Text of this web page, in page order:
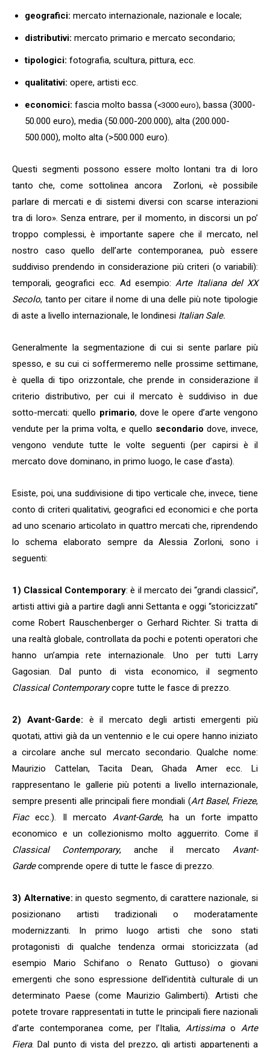
geografici: mercato internazionale, nazionale e locale;
distributivi: mercato primario e mercato secondario;
tipologici: fotografia, scultura, pittura, ecc.
qualitativi: opere, artisti ecc.
economici: fascia molto bassa (<3000 euro), bassa (3000-
50.000 euro), media (50.000-200.000), alta (200.000-
500.000), molto alta (>500.000 euro).
Questi segmenti possono essere molto lontani tra di loro
tanto che, come sottolinea ancora Zorloni, «è possibile
parlare di mercati e di sistemi diversi con scarse interazioni
tra di loro». Senza entrare, per il momento, in discorsi un po’
troppo complessi, è importante sapere che il mercato, nel
nostro caso quello dell’arte contemporanea, può essere
suddiviso prendendo in considerazione più criteri (o variabili):
temporali, geografici ecc. Ad esempio:Arte Italiana del XX
Secolo, tanto per citare il nome di una delle più note tipologie
di aste a livello internazionale, le londinesi Italian Sale.
Generalmente la segmentazione di cui si sente parlare più
spesso, e su cui ci soffermeremo nelle prossime settimane,
è quella di tipo orizzontale, che prende in considerazione il
criterio distributivo, per cui il mercato è suddiviso in due
sotto-mercati: quello primario, dove le opere d’arte vengono
vendute per la prima volta, e quello secondario dove, invece,
vengono vendute tutte le volte seguenti (per capirsi è il
mercato dove dominano, in primo luogo, le case d’asta).
Esiste, poi, una suddivisione di tipo verticale che, invece, tiene
conto di criteri qualitativi, geografici ed economici e che porta
ad uno scenario articolato in quattro mercati che, riprendendo
lo schema elaborato sempre da Alessia Zorloni, sono i
seguenti:
1) Classical Contemporary: è il mercato dei “grandi classici”,
artisti attivi già a partire dagli anni Settanta e oggi “storicizzati”
come Robert Rauschenberger o Gerhard Richter. Si tratta di
una realtà globale, controllata da pochi e potenti operatori che
hanno un’ampia rete internazionale. Uno per tutti Larry
Gagosian. Dal punto di vista economico, il segmento
Classical Contemporarycopre tutte le fasce di prezzo.
2) Avant-Garde: è il mercato degli artisti emergenti più
quotati, attivi già da un ventennio e le cui opere hanno iniziato
a circolare anche sul mercato secondario. Qualche nome:
Maurizio Cattelan, Tacita Dean, Ghada Amer ecc. Li
rappresentano le gallerie più potenti a livello internazionale,
sempre presenti alle principali fiere mondiali (Art Basel, Frieze,
Fiacecc.). Il mercato Avant-Garde, ha un forte impatto
economico e un collezionismo molto agguerrito. Come il
Classical Contemporary, anche il mercatoAvant-
Gardecomprende opere di tutte le fasce di prezzo.
3) Alternative: in questo segmento, di carattere nazionale, si
posizionano artisti tradizionali o moderatamente
modernizzanti. In primo luogo artisti che sono stati
protagonisti di qualche tendenza ormai storicizzata (ad
esempio Mario Schifano o Renato Guttuso) o giovani
emergenti che sono espressione dell’identità culturale di un
determinato Paese (come Maurizio Galimberti). Artisti che
potete trovare rappresentati in tutte le principali fiere nazionali
d’arte contemporanea come, per l’Italia, ArtissimaoArte
Fiera. Dal punto di vista del prezzo, gli artisti appartenenti a